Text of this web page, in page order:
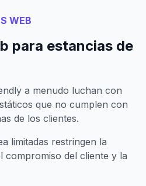
WEB
para estancias de
a menudo luchan con
que no cumplen con
de los clientes.
limitadas restringen la
compromiso del cliente y la